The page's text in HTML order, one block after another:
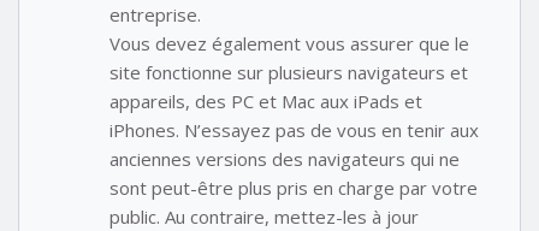
entreprise.
Vous devez également vous assurer que le
site fonctionne sur plusieurs navigateurs et
appareils, des PC et Mac aux iPads et
iPhones. N’essayez pas de vous en tenir aux
anciennes versions des navigateurs qui ne
sont peut-être plus pris en charge par votre
public. Au contraire, mettez-les à jour